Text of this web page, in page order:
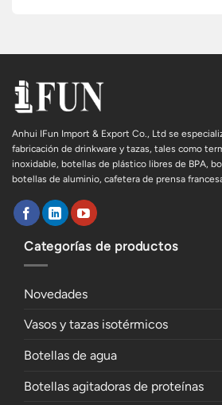
Anhui IFun Import & Export Co., Ltd se
fabricación de drinkware y tazas, tales como
inoxidable, botellas de plástico libres de BPA,
botellas de aluminio, cafetera de prensa
Categorías de productos
Novedades
Vasos y tazas isotérmicos
Botellas de agua
Botellas agitadoras de proteínas